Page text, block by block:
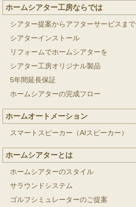
ホームシアター工房ならでは
シアター提案からアフターサービスまで
シアターインストール
リフォームでホームシアターを
シアター工房オリジナル製品
5年間延長保証
ホームシアターの完成フロー
ホームオートメーション
スマートスピーカー（AIスピーカー）
ホームシアターとは
ホームシアターのスタイル
サラウンドシステム
ゴルフシミュレーターのご提案